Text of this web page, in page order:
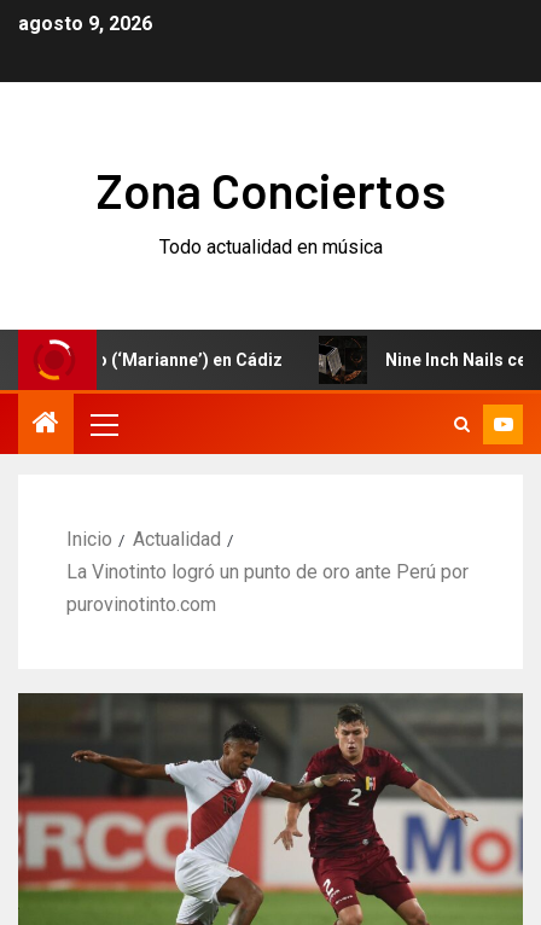
agosto 9, 2026
Zona Conciertos
Todo actualidad en música
(‘Marianne’) en Cádiz Nine Inch Nails celebran el
Inicio
Actualidad
La Vinotinto logró un punto de oro ante Perú por
purovinotinto.com